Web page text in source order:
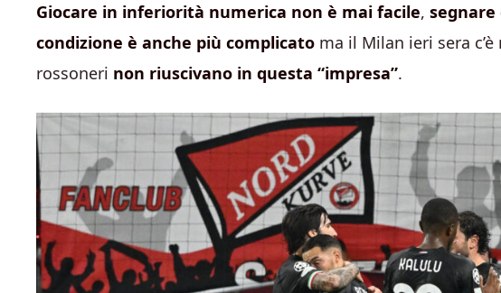
Giocare in inferiorità numerica non è mai facile,
condizione è anche più complicato ma il Milan ieri sera
rossoneri non riuscivano in questa “impresa”.